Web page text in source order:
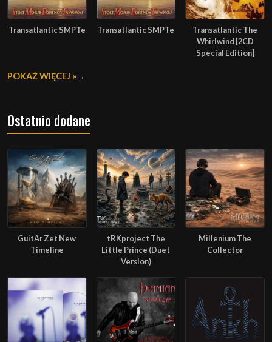
Transatlantic SMPTe Transatlantic SMPTe
Transatlantic The
Whirlwind [2CD
Special Edition]
POKAŻ WIĘCEJ »
Ostatnio dodane
GuitAr Zet New
Timeline
tRKproject The
Little Prince (Duet
Version)
Millenium The
Collector